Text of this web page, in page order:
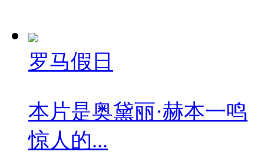
罗马假日
本片是奥黛丽·赫本一鸣
惊人的...